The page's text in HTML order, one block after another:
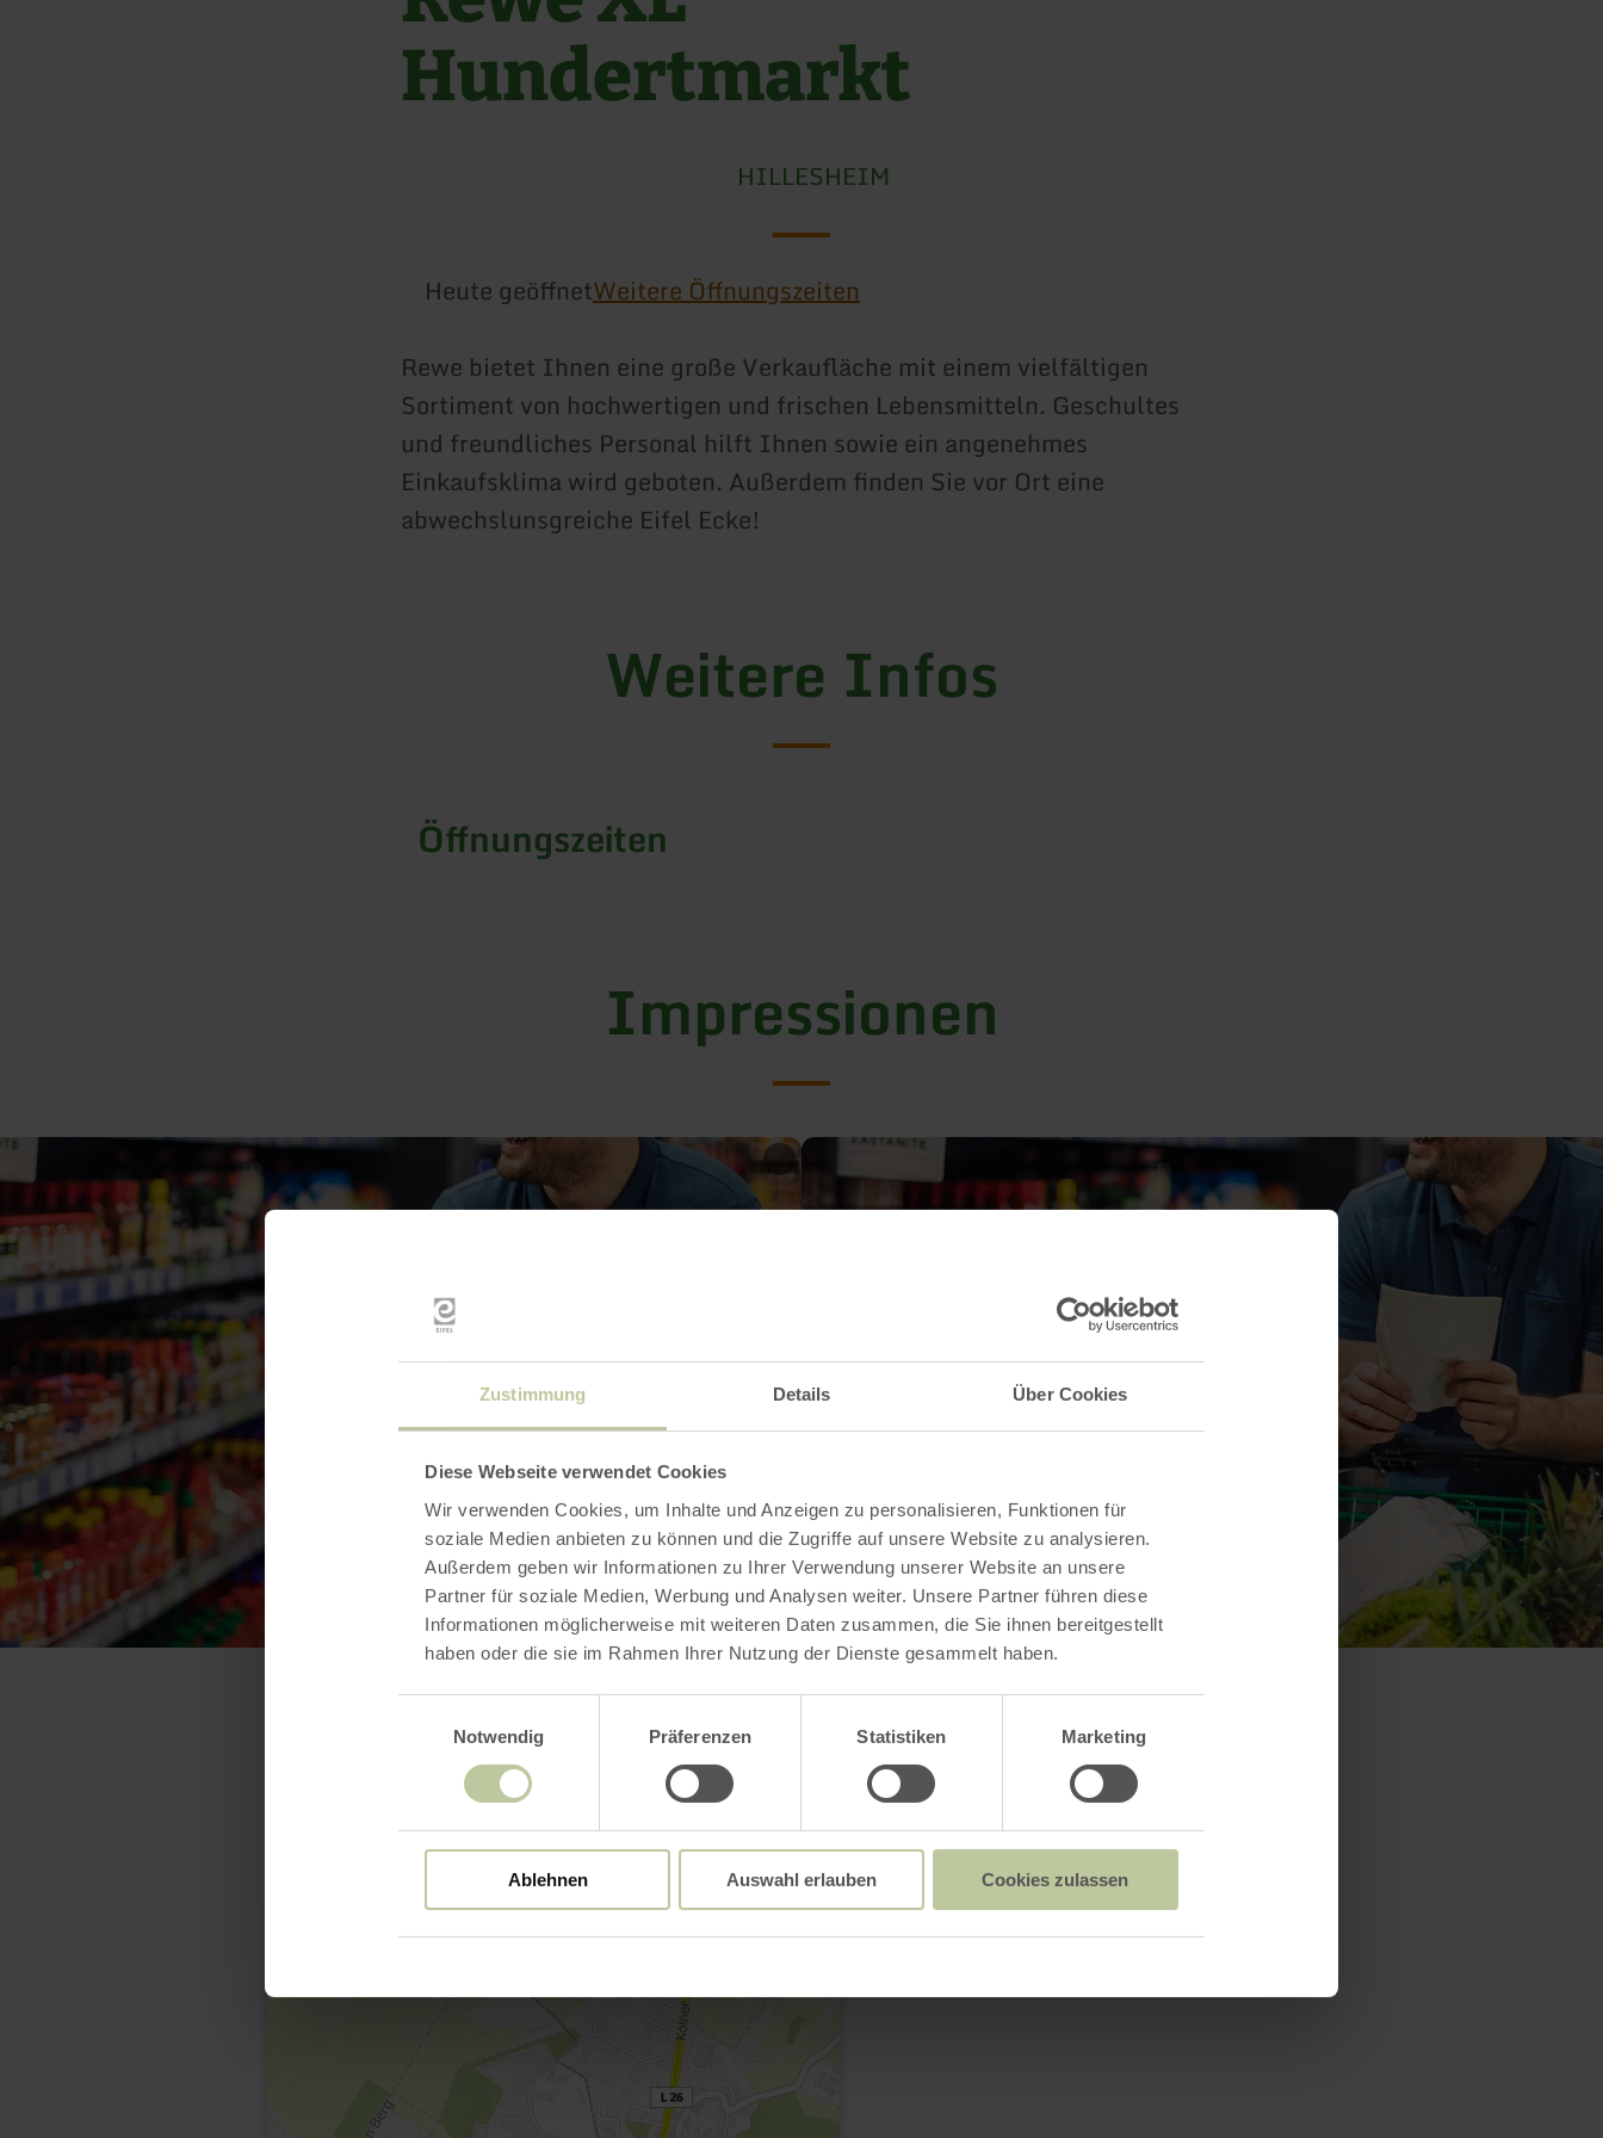
Zustimmung Details Über Cookies
Diese Webseite verwendet Cookies
Wir verwenden Cookies, um Inhalte und Anzeigen zu personalisieren, Funktionen für
soziale Medien anbieten zu können und die Zugriffe auf unsere Website zu analysieren.
Außerdem geben wir Informationen zu Ihrer Verwendung unserer Website an unsere
Partner für soziale Medien, Werbung und Analysen weiter. Unsere Partner führen diese
Informationen möglicherweise mit weiteren Daten zusammen, die Sie ihnen bereitgestellt
haben oder die sie im Rahmen Ihrer Nutzung der Dienste gesammelt haben.
Notwendig
Präferenzen Statistiken Marketing
Ablehnen Auswahl erlauben Cookies zulassen
Hundertmarkt
HILLESHEIM
Heute geöffnetWeitere Öffnungszeiten
Rewe bietet Ihnen eine große Verkaufläche mit einem vielfältigen
Sortiment von hochwertigen und frischen Lebensmitteln. Geschultes
und freundliches Personal hilft Ihnen sowie ein angenehmes
Einkaufsklima wird geboten. Außerdem finden Sie vor Ort eine
abwechslunsgreiche Eifel Ecke!
Weitere Infos
Öffnungszeiten
Impressionen
Kontakt